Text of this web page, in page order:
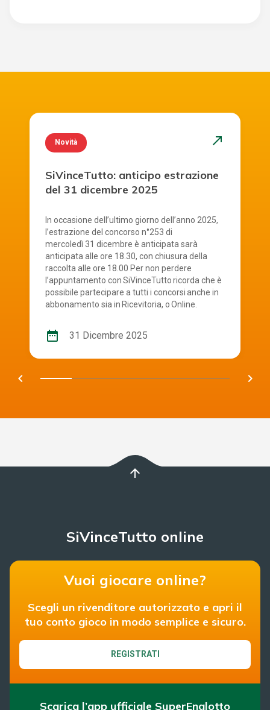
Novità north_east
SiVinceTutto: anticipo estrazione
del 31 dicembre 2025
In occasione dell’ultimo giorno dell’anno 2025,
l’estrazione del concorso n°253 di
mercoledì 31 dicembre è anticipata sarà
anticipata alle ore 18.30, con chiusura della
raccolta alle ore 18.00 Per non perdere
l’appuntamento con SiVinceTutto ricorda che è
possibile partecipare a tutti i concorsi anche in
abbonamento sia in Ricevitoria, o Online.
date_range 31 Dicembre 2025
chevron_left navigate_next
arrow_upward
SiVinceTutto online
Vuoi giocare online?
Scegli un rivenditore autorizzato e apri il
tuo conto gioco in modo semplice e sicuro.
REGISTRATI
Scarica l’app ufficiale SuperEnalotto